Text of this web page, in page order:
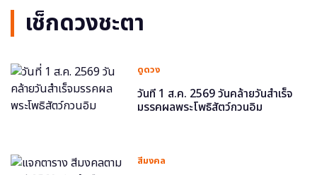
เช็กดวงชะตา
ดูดวง
วันที่ 1 ส.ค. 2569 วันคล้ายวันสำเร็จ
มรรคผลพระโพธิสัตว์กวนอิม
สีมงคล